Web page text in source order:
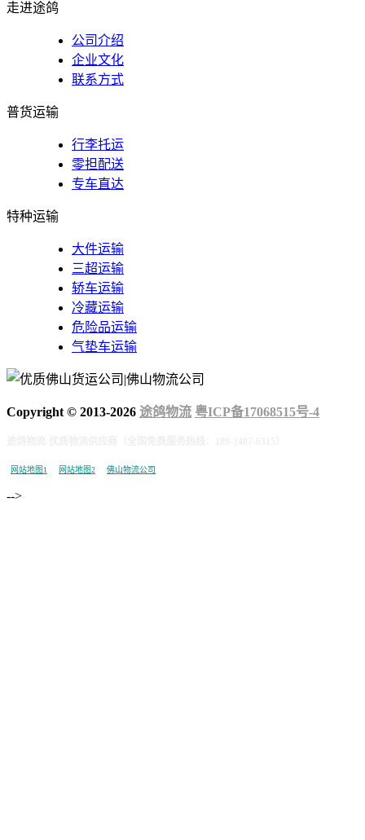
走进途鸽
公司介绍
企业文化
联系方式
普货运输
行李托运
零担配送
专车直达
特种运输
大件运输
三超运输
轿车运输
冷藏运输
危险品运输
气垫车运输
Copyright © 2013-2026 途鸽物流 粤ICP备17068515号-4
网站地图1 网站地图2 佛山物流公司
-->